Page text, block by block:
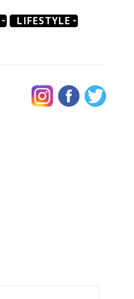
LIFESTYLE